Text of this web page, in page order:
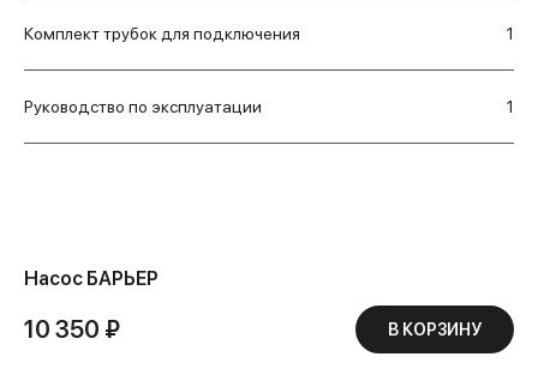
Комплект трубок для подключения 1
Руководство по эксплуатации 1
Насос БАРЬЕР
10 350 ₽ В КОРЗИНУ